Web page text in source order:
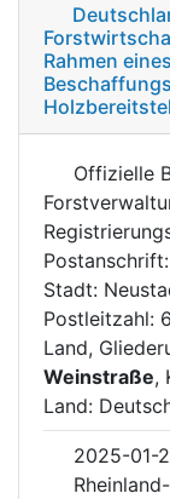
Rahmen
Offizielle
Stadt:
Postleitzahl:
Land,
Weinstraße,
Land:
2025-01-